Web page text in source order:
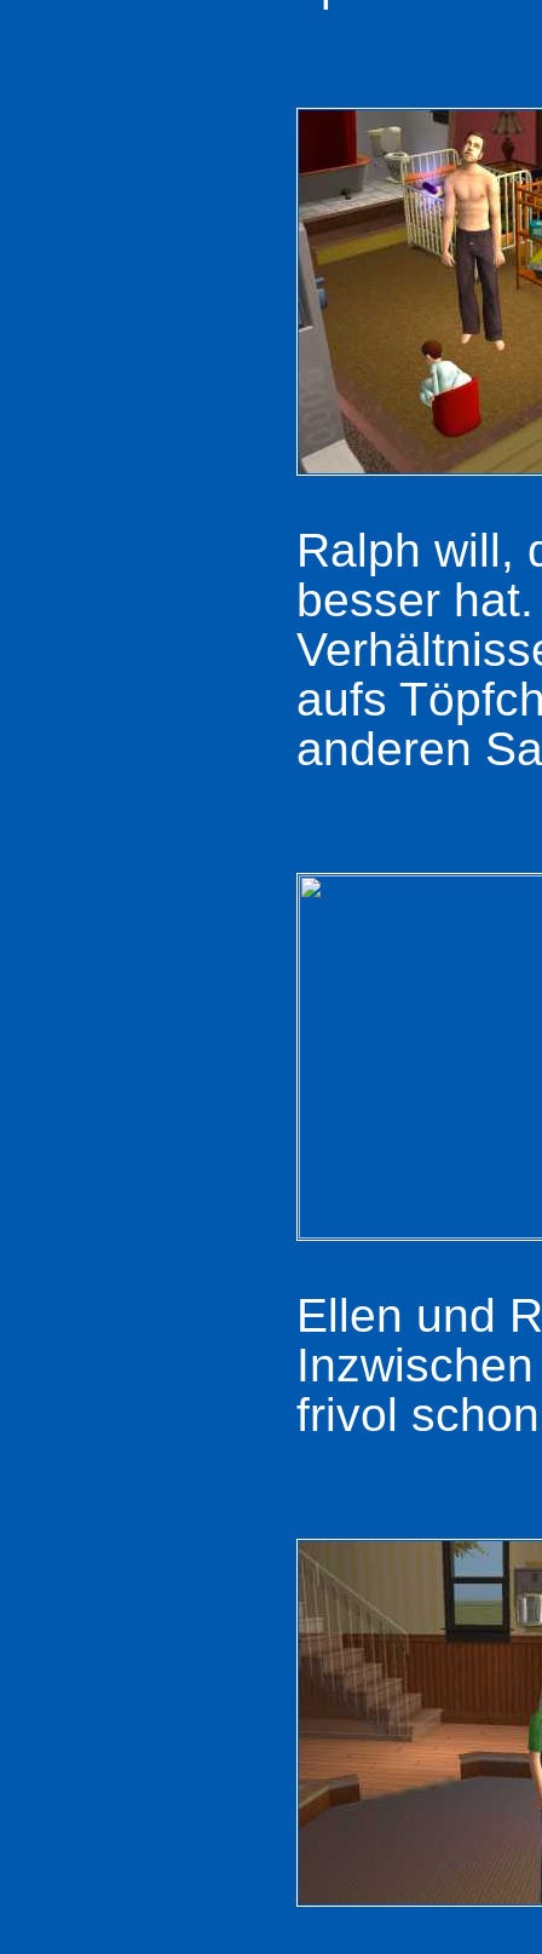
Ralph will,
besser
aufs
anderen
Ellen und
frivol